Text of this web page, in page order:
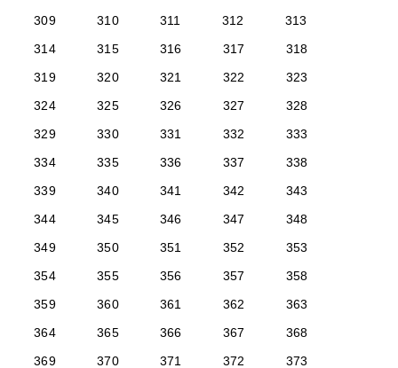
309
310 311 312
313
314
315 316 317
318
319
320 321 322
323
324
325 326 327
328
329
330 331 332
333
334
335 336 337
338
339
340 341 342
343
344
345 346 347
348
349
350 351 352
353
354
355 356 357
358
359
360 361 362
363
364
365 366 367
368
369
370 371 372 373